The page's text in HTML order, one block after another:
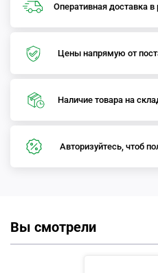
Оперативная доставка
Цены напрямую от
Наличие товара на
Авторизуйтесь, чтоб
Вы смотрели